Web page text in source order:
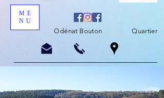
ME
NU
Odénat Bouton Quartier